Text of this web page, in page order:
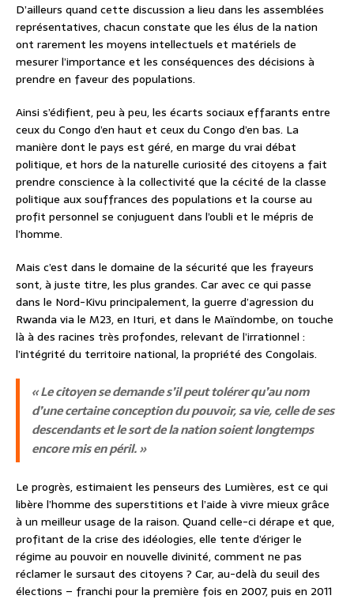
D’ailleurs quand cette discussion a lieu dans les assemblées
représentatives, chacun constate que les élus de la nation
ont rarement les moyens intellectuels et matériels de
mesurer l’importance et les conséquences des décisions à
prendre en faveur des populations.
Ainsi s’édifient, peu à peu, les écarts sociaux effarants entre
ceux du Congo d’en haut et ceux du Congo d’en bas. La
manière dont le pays est géré, en marge du vrai débat
politique, et hors de la naturelle curiosité des citoyens a fait
prendre conscience à la collectivité que la cécité de la classe
politique aux souffrances des populations et la course au
profit personnel se conjuguent dans l’oubli et le mépris de
l’homme.
Mais c’est dans le domaine de la sécurité que les frayeurs
sont, à juste titre, les plus grandes. Car avec ce qui passe
dans le Nord-Kivu principalement, la guerre d’agression du
Rwanda via le M23, en Ituri, et dans le Maïndombe, on touche
là à des racines très profondes, relevant de l’irrationnel :
l’intégrité du territoire national, la propriété des Congolais.
« Le citoyen se demande s’il peut tolérer qu’au nom
d’une certaine conception du pouvoir, sa vie, celle de ses
descendants et le sort de la nation soient longtemps
encore mis en péril. »
Le progrès, estimaient les penseurs des Lumières, est ce qui
libère l’homme des superstitions et l’aide à vivre mieux grâce
à un meilleur usage de la raison. Quand celle-ci dérape et que,
profitant de la crise des idéologies, elle tente d’ériger le
régime au pouvoir en nouvelle divinité, comment ne pas
réclamer le sursaut des citoyens ? Car, au-delà du seuil des
élections – franchi pour la première fois en 2007, puis en 2011